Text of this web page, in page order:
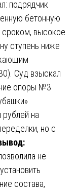
подрядчик
бетонную
высокое
ступень ниже
Суд взыскал
опоры №3
на
но с
не
состава,